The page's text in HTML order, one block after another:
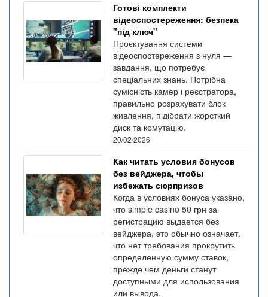
Готові комплекти
відеоспостереження: безпека
"під ключ"
Проєктування системи
відеоспостереження з нуля —
завдання, що потребує
спеціальних знань. Потрібна
сумісність камер і реєстратора,
правильно розрахувати блок
живлення, підібрати жорсткий
диск та комутацію.
20/02/2026
Как читать условия бонусов
без вейджера, чтобы
избежать сюрпризов
Когда в условиях бонуса указано,
что simple casino 50 грн за
регистрацию выдается без
вейджера, это обычно означает,
что нет требования прокрутить
определенную сумму ставок,
прежде чем деньги станут
доступными для использования
или вывода.